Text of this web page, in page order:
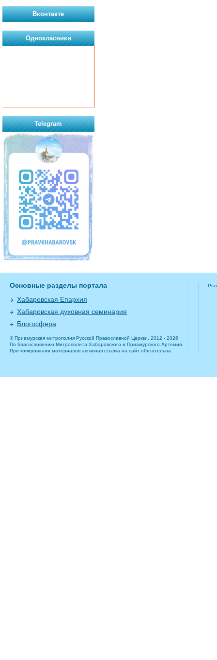
Вконтакте
Однокласники
Telegram
Основные разделы портала
Хабаровская Епархия
Хабаровская духовная семинария
Блогосфера
© Приамурская митрополия Русской Православной Церкви, 2012 - 2026
По благословению Митрополита Хабаровского и Приамурского Артемия.
При копировании материалов активная ссылка на сайт обязательна.